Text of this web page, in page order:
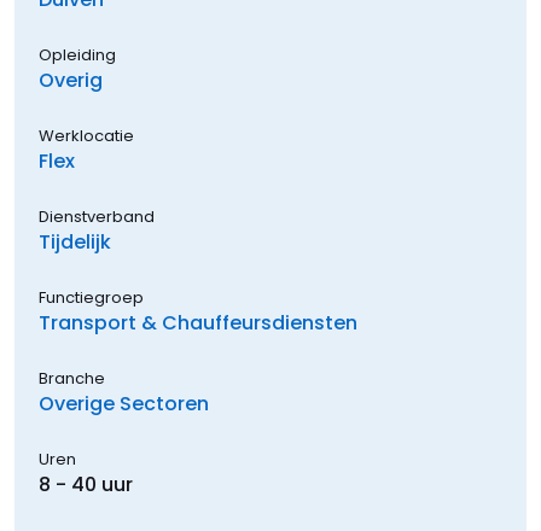
Opleiding
Overig
Werklocatie
Flex
Dienstverband
Tijdelijk
Functiegroep
Transport & Chauffeursdiensten
Branche
Overige Sectoren
Uren
8 - 40 uur